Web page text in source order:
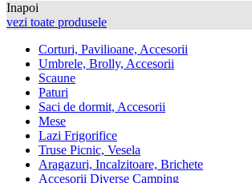
Inapoi
vezi toate produsele
Corturi, Pavilioane, Accesorii
Umbrele, Brolly, Accesorii
Scaune
Paturi
Saci de dormit, Accesorii
Mese
Lazi Frigorifice
Truse Picnic, Vesela
Aragazuri, Incalzitoare, Brichete
Accesorii Diverse Camping